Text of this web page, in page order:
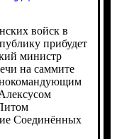
войск в
прибудет
министр
на саммите
Соединённых